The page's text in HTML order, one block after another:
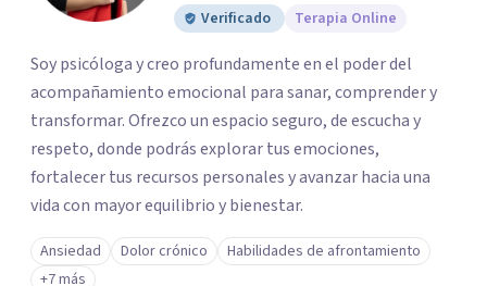
Verificado Terapia Online
Soy psicóloga y creo profundamente en el poder del
acompañamiento emocional para sanar, comprender y
transformar. Ofrezco un espacio seguro, de escucha y
respeto, donde podrás explorar tus emociones,
fortalecer tus recursos personales y avanzar hacia una
vida con mayor equilibrio y bienestar.
Ansiedad Dolor crónico
Habilidades de afrontamiento
+7 más